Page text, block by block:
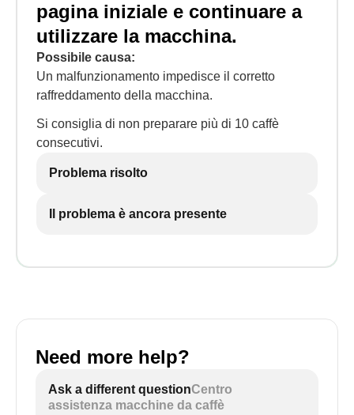
pagina iniziale e continuare a
utilizzare la macchina.
Possibile causa:
Un malfunzionamento impedisce il corretto
raffreddamento della macchina.
Si consiglia di non preparare più di 10 caffè
consecutivi.
Problema risolto
Il problema è ancora presente
Need more help?
Ask a different questionCentro
assistenza macchine da caffè